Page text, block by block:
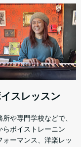
スレッスン
所や専門学校などで、
らボイストレーニン
ォーマンス、洋楽レッ